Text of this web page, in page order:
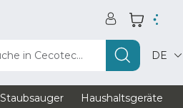
in Cecotec... DE
Haushaltsgeräte